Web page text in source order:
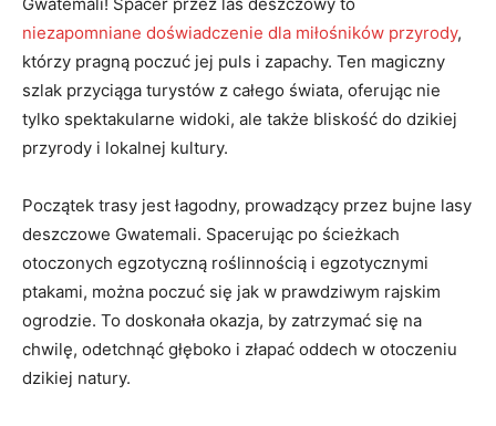
Gwatemali! Spacer przez las deszczowy to
niezapomniane‍ doświadczenie dla miłośników przyrody,
którzy‍ pragną poczuć jej puls i ‍zapachy. Ten magiczny
szlak przyciąga ‍turystów z całego świata,⁤ oferując nie
tylko spektakularne⁢ widoki, ale także bliskość do ⁤dzikiej
przyrody i ​lokalnej kultury.
Początek trasy jest łagodny, prowadzący‌ przez bujne⁣ lasy
deszczowe ​Gwatemali. ⁣Spacerując po ścieżkach
otoczonych egzotyczną roślinnością i egzotycznymi
ptakami, można poczuć się jak w⁢ prawdziwym rajskim
ogrodzie. To doskonała okazja,​ by zatrzymać się na⁢
chwilę, odetchnąć głęboko i złapać oddech w otoczeniu
dzikiej natury.